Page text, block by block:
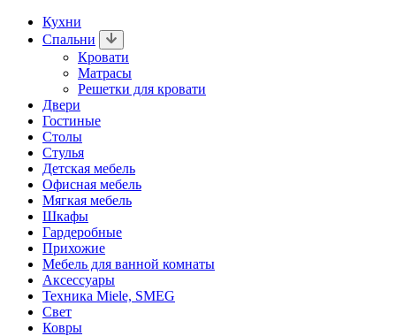
Кухни
Спальни
Кровати
Матрасы
Решетки для кровати
Двери
Гостиные
Столы
Стулья
Детская мебель
Офисная мебель
Мягкая мебель
Шкафы
Гардеробные
Прихожие
Мебель для ванной комнаты
Аксессуары
Техника Miele, SMEG
Свет
Ковры